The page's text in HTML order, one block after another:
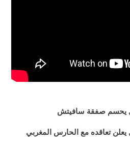
يحسم صفقة سافيتش
يعلن تعاقده مع الحارس المغربي